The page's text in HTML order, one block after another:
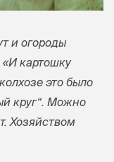
и огороды
«И картошку
это было
круг“. Можно
Хозяйством